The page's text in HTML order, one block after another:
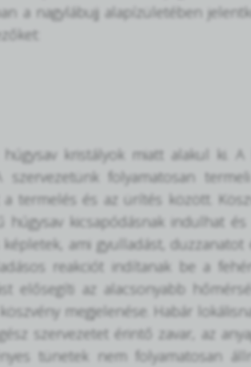
a nagylábujj alapízületében
kristályok miatt alakul ki. A
folyamatosan
termelés és az ürítés között.
kicsapódásnak indulhat
ami gyulladást,
reakciót indítanak be a
elősegíti az alacsonyabb
megjelenése. Habár
szervezetet érintő zavar, az
tünetek nem folyamatosan